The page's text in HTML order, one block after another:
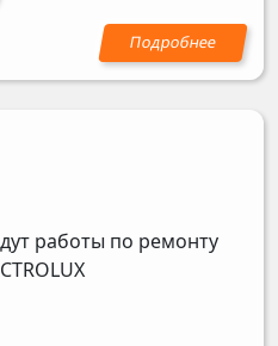
работы по ремонту